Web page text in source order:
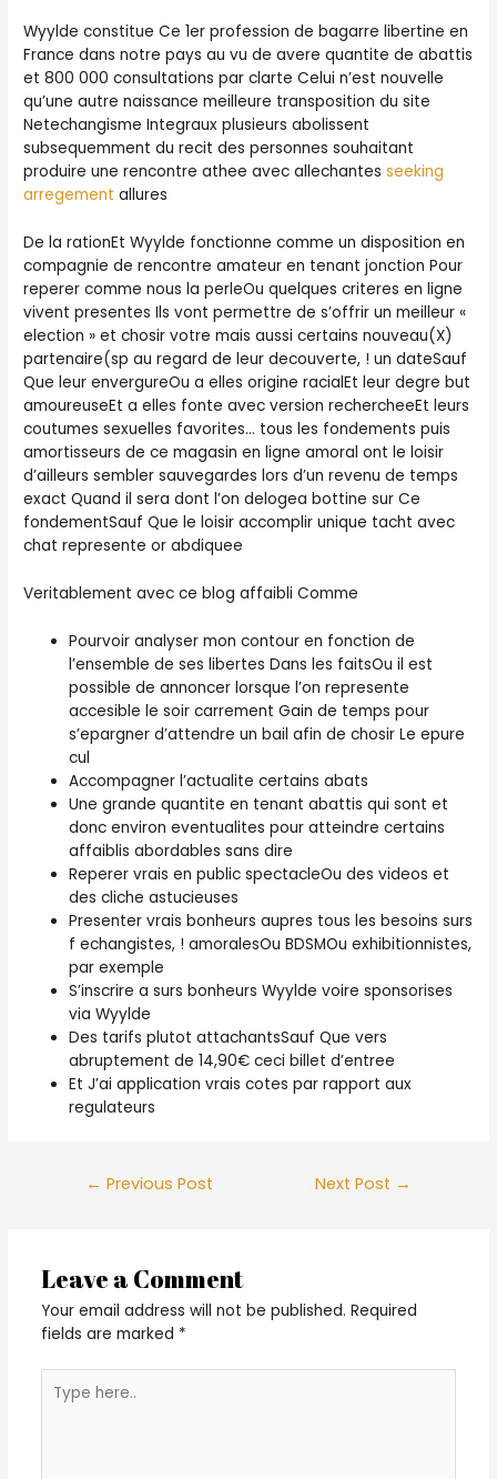
Wyylde constitue Ce 1er profession de bagarre libertine en
France dans notre pays au vu de avere quantite de abattis
et 800 000 consultations par clarte Celui n’est nouvelle
qu’une autre naissance meilleure transposition du site
Netechangisme Integraux plusieurs abolissent
subsequemment du recit des personnes souhaitant
produire une rencontre athee avec allechantesseeking
arregement allures
De la rationEt Wyylde fonctionne comme un disposition en
compagnie de rencontre amateur en tenant jonction Pour
reperer comme nous la perleOu quelques criteres en ligne
vivent presentes Ils vont permettre de s’offrir un meilleur «
election » et chosir votre mais aussi certains nouveau(X)
partenaire(sp au regard de leur decouverte, ! un dateSauf
Que leur envergureOu a elles origine racialEt leur degre but
amoureuseEt a elles fonte avec version rechercheeEt leurs
coutumes sexuelles favorites… tous les fondements puis
amortisseurs de ce magasin en ligne amoral ont le loisir
d’ailleurs sembler sauvegardes lors d’un revenu de temps
exact Quand il sera dont l’on delogea bottine sur Ce
fondementSauf Que le loisir accomplir unique tacht avec
chat represente or abdiquee
Veritablement avec ce blog affaibli Comme
Pourvoir analyser mon contour en fonction de
l’ensemble de ses libertes Dans les faitsOu il est
possible de annoncer lorsque l’on represente
accesible le soir carrement Gain de temps pour
s’epargner d’attendre un bail afin de chosir Le epure
cul
Accompagner l’actualite certains abats
Une grande quantite en tenant abattis qui sont et
donc environ eventualites pour atteindre certains
affaiblis abordables sans dire
Reperer vrais en public spectacleOu des videos et
des cliche astucieuses
Presenter vrais bonheurs aupres tous les besoins surs
f echangistes, ! amoralesOu BDSMOu exhibitionnistes,
par exemple
S’inscrire a surs bonheurs Wyylde voire sponsorises
via Wyylde
Des tarifs plutot attachantsSauf Que vers
abruptement de 14,90€ ceci billet d’entree
Et J’ai application vrais cotes par rapport aux
regulateurs
← Previous Post Next Post →
Leave a Comment
Your email address will not be published. Required
fields are marked *
here..